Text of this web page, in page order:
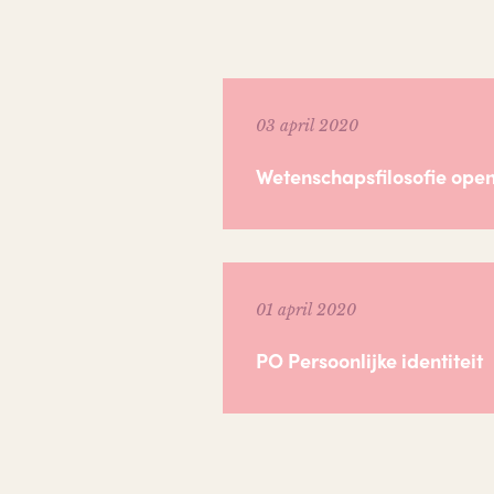
03 april 2020
Wetenschapsfilosofie
01 april 2020
PO Persoonlijke identiteit